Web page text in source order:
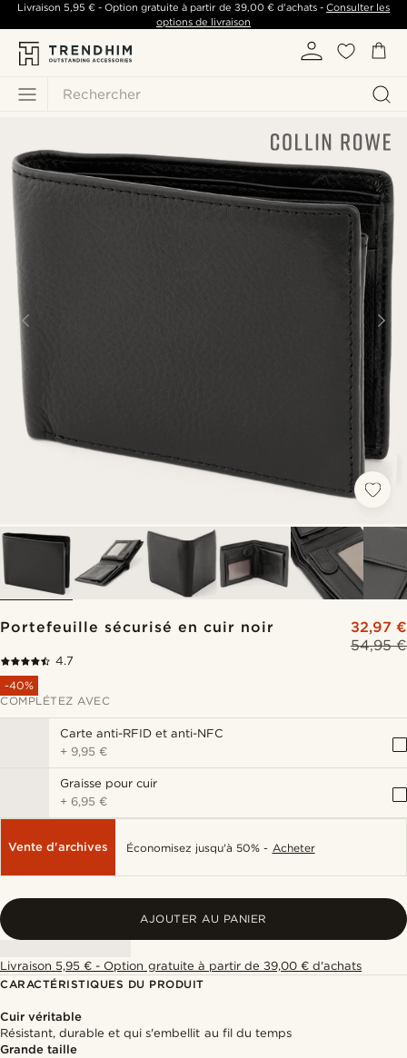
Rechercher
Livraison 5,95 €- Option gratuite à partir de 39,00 €d'achats -Consulter les
options de livraison
Portefeuille sécurisé en cuir noir
54,95 €
32,97 €
4.7
-40%
COMPLÉTEZ AVEC
Carte anti-RFID et anti-NFC
+ 9,95 €
Graisse pour cuir
+6,95 €
Vente d'archives Économisez jusqu'à 50% - Acheter
AJOUTER AU PANIER
Livraison 5,95 € - Option gratuite à partir de 39,00 € d'achats
CARACTÉRISTIQUES DU PRODUIT
Cuir véritable
Résistant, durable et qui s'embellit au fil du temps
Grande taille